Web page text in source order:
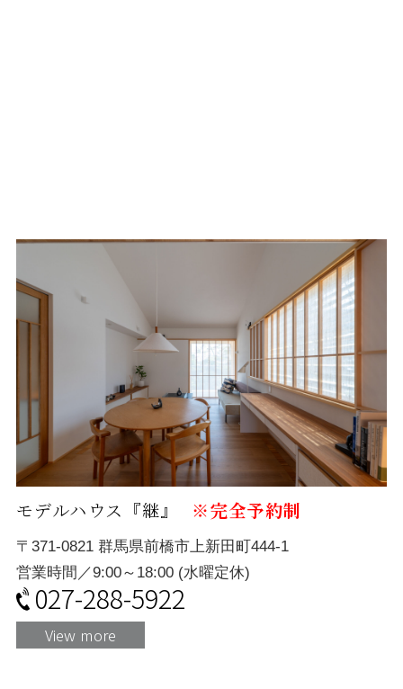
モデルハウス『継』 ※完全予約制
〒371-0821 群馬県前橋市上新田町444-1
営業時間／9:00～18:00 (水曜定休)
027-288-5922
View more